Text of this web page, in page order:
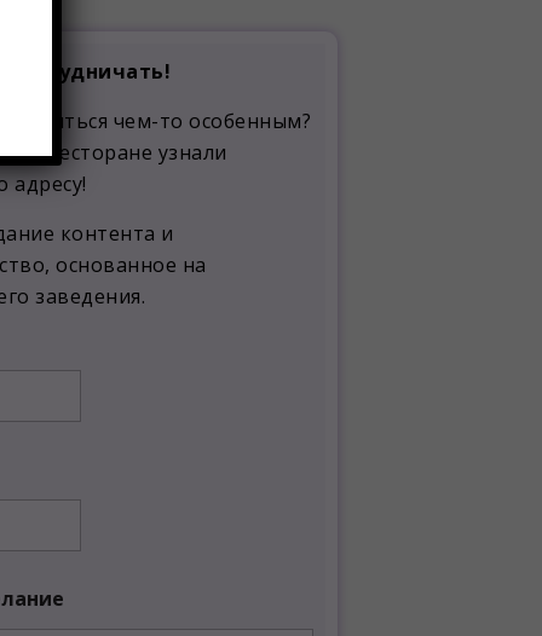
сотрудничать!
чем-то особенным?
ресторане узнали
адресу!
контента и
, основанное на
заведения.